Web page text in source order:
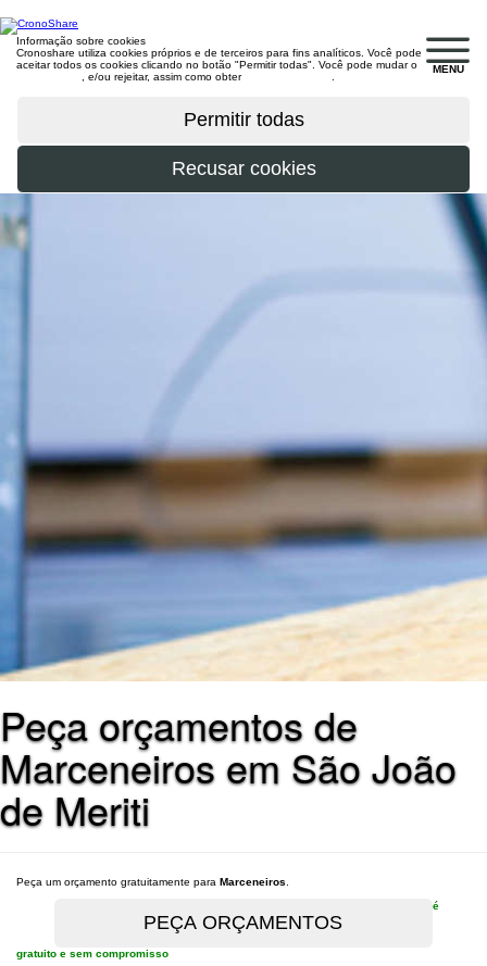
MENU
Informação sobre cookies
Cronoshare utiliza cookies próprios e de terceiros para fins analíticos. Você pode
aceitar todos os cookies clicando no botão "Permitir todas". Você pode mudar o
, e/ou rejeitar, assim como obter
Peça orçamentos de
Marceneiros em São João
de Meriti
Peça um orçamento gratuitamente para Marceneiros
é
gratuito e sem compromisso